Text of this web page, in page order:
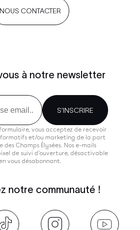
NOUS CONTACTER
à notre newsletter
S'INSCRIRE
vous acceptez de recevoir
et/ou marketing de la part
des Champs Élysées. Nos e-mails
de suivi d'ouverture, désactivable
vous désabonnant.
notre communauté !